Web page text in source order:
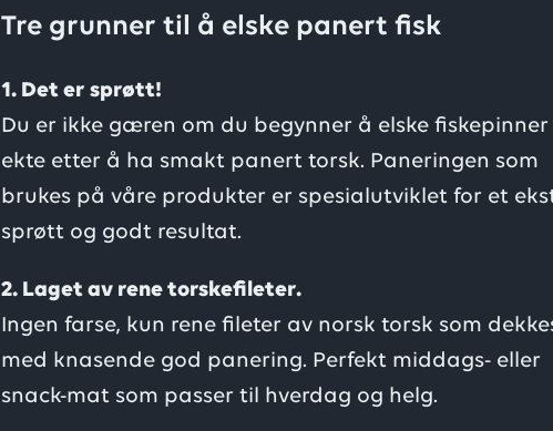
Tre grunner til å elske panert fisk
1. Det er sprøtt!
Du er ikke gæren om du begynner å elske
ekte etter å ha smakt panert torsk. Paneringen som
brukes på våre produkter er spesialutviklet for et
sprøtt og godt resultat.
2. Laget av rene torskefileter.
Ingen farse, kun rene fileter av norsk torsk som
med knasende god panering. Perfekt middags- eller
snack-mat som passer til hverdag og helg.